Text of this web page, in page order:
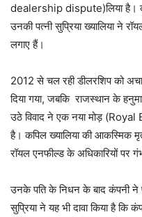
dealership dispute)लिया है।
उनकी पत्नी सुप्रिया ख्यालिया ने
लगाए हैं।
2012 से चल रही डीलरशिप को
दिया गया, जबकि राजस्थान के
उठे विवाद ने एक नया मोड़
है। कपिल ख्यालिया की आकस्मिक
रॉयल एनफील्ड के अधिकारियों पर
उनके पति के निधन के बाद कंपनी ने
सुप्रिया ने यह भी दावा किया है कि